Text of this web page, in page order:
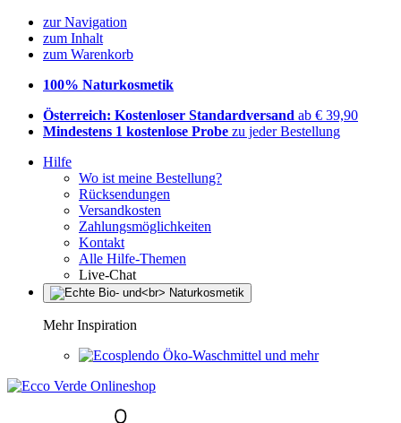
zur Navigation
zum Inhalt
zum Warenkorb
100% Naturkosmetik
Österreich: Kostenloser Standardversand ab € 39,90
Mindestens 1 kostenlose Probe zu jeder Bestellung
Hilfe
Wo ist meine Bestellung?
Rücksendungen
Versandkosten
Zahlungsmöglichkeiten
Kontakt
Alle Hilfe-Themen
Live-Chat
Mehr Inspiration
Öko-Waschmittel und mehr